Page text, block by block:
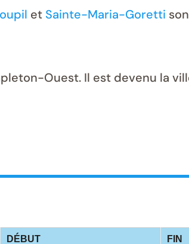
et Sainte-Maria-Goretti
Ouest. Il est devenu la
DÉBUT FIN